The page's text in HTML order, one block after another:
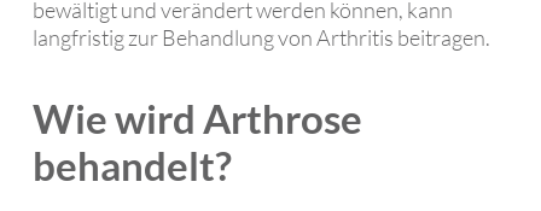
bewältigt und verändert werden können, kann
langfristig zur Behandlung von Arthritis beitragen.
Wie wird Arthrose
behandelt?